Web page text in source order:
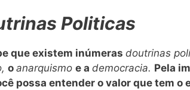
Politicas
que existem inúmeras doutrinas
o anarquismo e a democracia. Pela
possa entender o valor que tem